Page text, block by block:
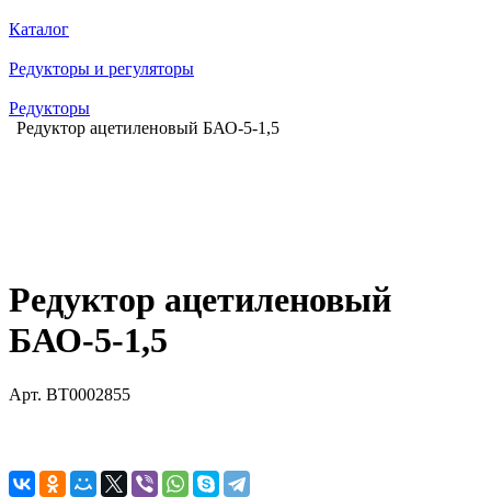
Каталог
Редукторы и регуляторы
Редукторы
Редуктор ацетиленовый БАО-5-1,5
Редуктор ацетиленовый
БАО-5-1,5
Арт. BT0002855